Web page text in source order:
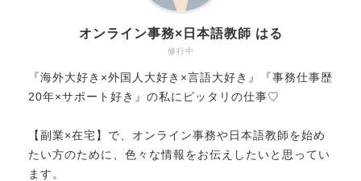
修行中
オンライン事務×日本語教師 はる
『海外大好き×外国人大好き×言語大好き』『事務仕事歴
20年×サポート好き』の私にピッタリの仕事♡
【副業×在宅】で、オンライン事務や日本語教師を始め
たい方のために、色々な情報をお伝えしたいと思ってい
ます。